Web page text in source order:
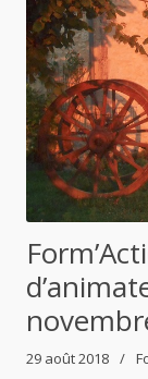
29 août 2018